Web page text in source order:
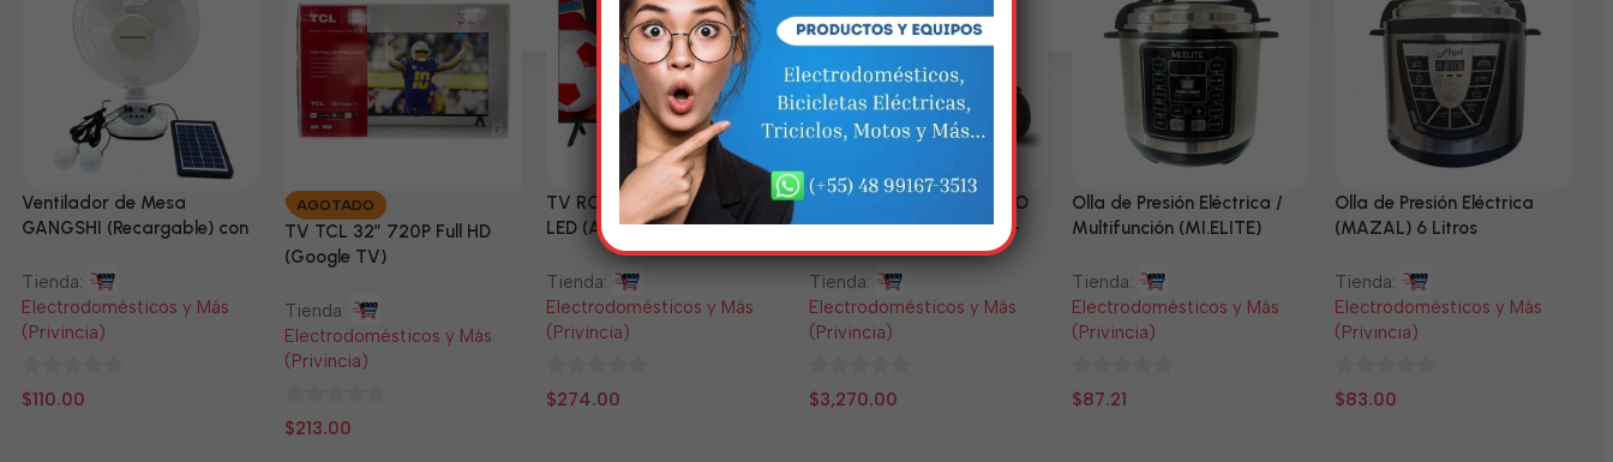
Ventilador de Mesa
GANGSHI (Recargable) con
Tienda:
Electrodomésticos y Más
(Privincia)
0
$110.00
AGOTADO
TV TCL 32” 720P Full HD
(Google TV)
Tienda:
Electrodomésticos y Más
(Privincia)
0
$213.00
TV RCA 43” 1080P Full HD
LED (Android Smart TV)
Tienda:
Electrodomésticos y Más
(Privincia)
0
$274.00
Triciclo Eléctrico (MODELO
ZJ150-R) 60V/45~52AH-
1200W
Tienda:
Electrodomésticos y Más
(Privincia)
0
$3,270.00
Olla de Presión Eléctrica /
Multifunción (MI.ELITE)
Tienda:
Electrodomésticos y Más
(Privincia)
0
$87.21
Olla de Presión Eléctrica
(MAZAL) 6 Litros
Tienda:
Electrodomésticos y Más
(Privincia)
0
$83.00